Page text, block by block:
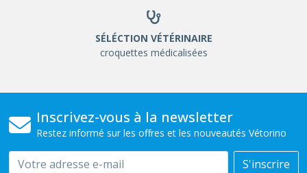
SÉLÉCTION VÉTÉRINAIRE
croquettes médicalisées
Inscrivez-vous à la newsletter
Restez informé sur les offres et les nouveautés Vétorino
Email S'inscrire